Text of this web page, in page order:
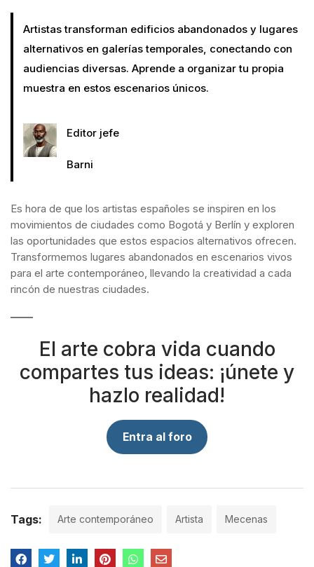
Artistas transforman edificios abandonados y lugares
alternativos en galerías temporales, conectando con
audiencias diversas. Aprende a organizar tu propia
muestra en estos escenarios únicos.
Editor jefe
Barni
Es hora de que los artistas españoles se inspiren en los
movimientos de ciudades como Bogotá y Berlín y exploren
las oportunidades que estos espacios alternativos ofrecen.
Transformemos lugares abandonados en escenarios vivos
para el arte contemporáneo, llevando la creatividad a cada
rincón de nuestras ciudades.
El arte cobra vida cuando
compartes tus ideas: ¡únete y
hazlo realidad!
Entra al foro
Tags: Arte contemporáneo Artista Mecenas